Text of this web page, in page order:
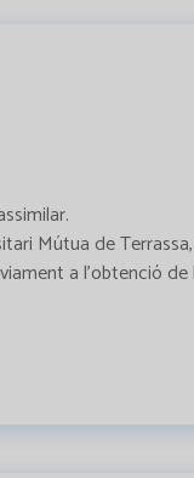
Mútua de
a l’obtenció